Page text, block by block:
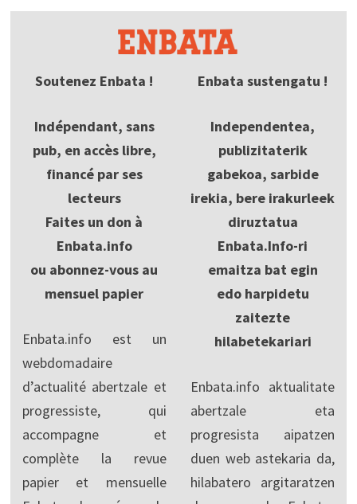
Soutenez Enbata !
Indépendant, sans
pub, en accès libre,
financé par ses
lecteurs
Faites un don à
Enbata.info
ou abonnez-vous au
mensuel papier
Enbata.info est un
webdomadaire
d’actualité abertzale et
progressiste, qui
accompagne et
complète la revue
papier et mensuelle
Enbata sustengatu !
Independentea,
publizitaterik
gabekoa, sarbide
irekia, bere irakurleek
diruztatua
Enbata.Info-ri
emaitza bat egin
edo harpidetu
zaitezte
hilabetekariari
Enbata.info aktualitate
abertzale eta
progresista aipatzen
duen web astekaria da,
hilabatero argitaratzen